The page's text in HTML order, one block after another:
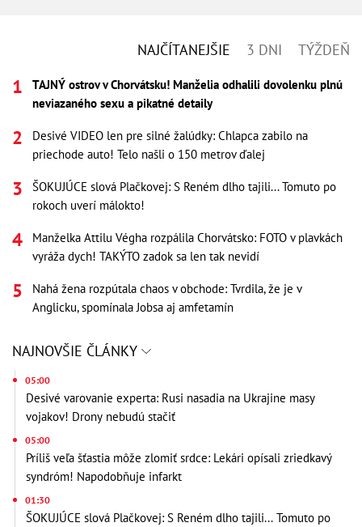
NAJČÍTANEJŠIE 3 DNI TÝŽDEŇ
TAJNÝ ostrov v Chorvátsku! Manželia odhalili dovolenku plnú
neviazaného sexu a pikatné detaily
Desivé VIDEO len pre silné žalúdky: Chlapca zabilo na
priechode auto! Telo našli o 150 metrov ďalej
ŠOKUJÚCE slová Plačkovej: S Reném dlho tajili... Tomuto po
rokoch uverí málokto!
Manželka Attilu Végha rozpálila Chorvátsko: FOTO v plavkách
vyráža dych! TAKÝTO zadok sa len tak nevidí
Nahá žena rozpútala chaos v obchode: Tvrdila, že je v
Anglicku, spomínala Jobsa aj amfetamín
NAJNOVŠIE ČLÁNKY
05:00
Desivé varovanie experta: Rusi nasadia na Ukrajine masy
vojakov! Drony nebudú stačiť
05:00
Príliš veľa šťastia môže zlomiť srdce: Lekári opísali zriedkavý
syndróm! Napodobňuje infarkt
01:30
ŠOKUJÚCE slová Plačkovej: S Reném dlho tajili... Tomuto po